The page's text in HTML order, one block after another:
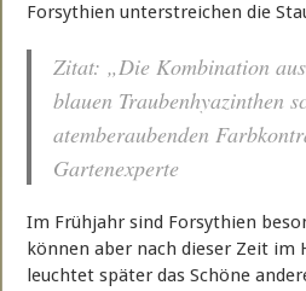
Forsythien unterstreichen die
Zitat: „Die Kombination
blauen Traubenhyazinthen
atemberaubenden
Gartenexperte
Im Frühjahr sind Forsythien
können aber nach dieser Zeit im
leuchtet später das Schöne